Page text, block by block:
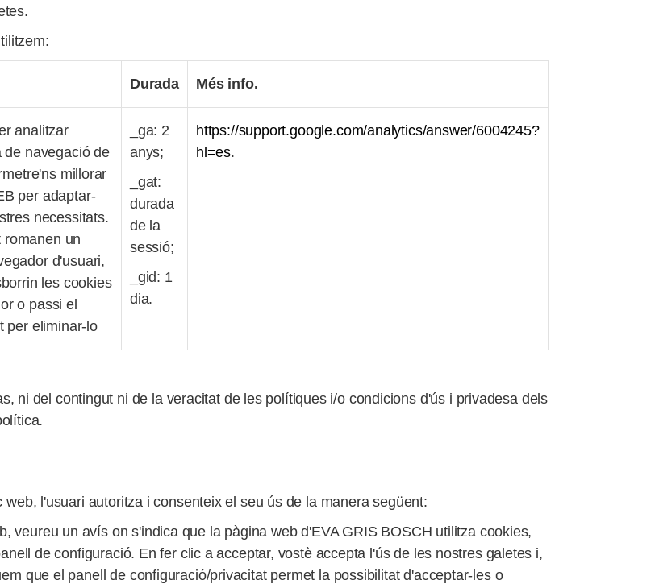
Durada Més info.
analitzar
de navegació de
millorar
per adaptar-
necessitats.
romanen un
d'usuari,
les cookies
o passi el
per eliminar-lo
_ga: 2
anys;
_gat:
durada
de la
sessió;
_gid: 1
dia.
https://support.google.com/analytics/answer/6004245?
hl=es.
ni del contingut ni de la veracitat de les polítiques i/o condicions d'ús i privadesa dels
l'usuari autoritza i consenteix el seu ús de la manera següent:
veureu un avís on s'indica que la pàgina web d'EVA GRIS BOSCH utilitza cookies,
de configuració. En fer clic a acceptar, vostè accepta l'ús de les nostres galetes i,
que el panell de configuració/privacitat permet la possibilitat d'acceptar-les o